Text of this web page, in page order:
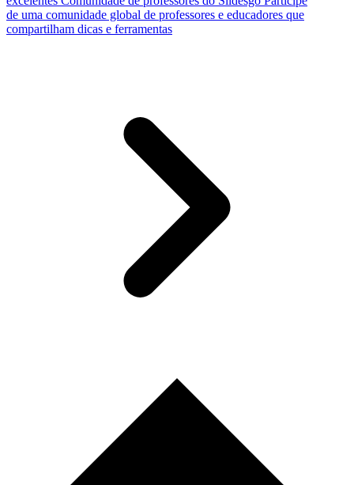
de uma comunidade global de professores e educadores que
compartilham dicas e ferramentas